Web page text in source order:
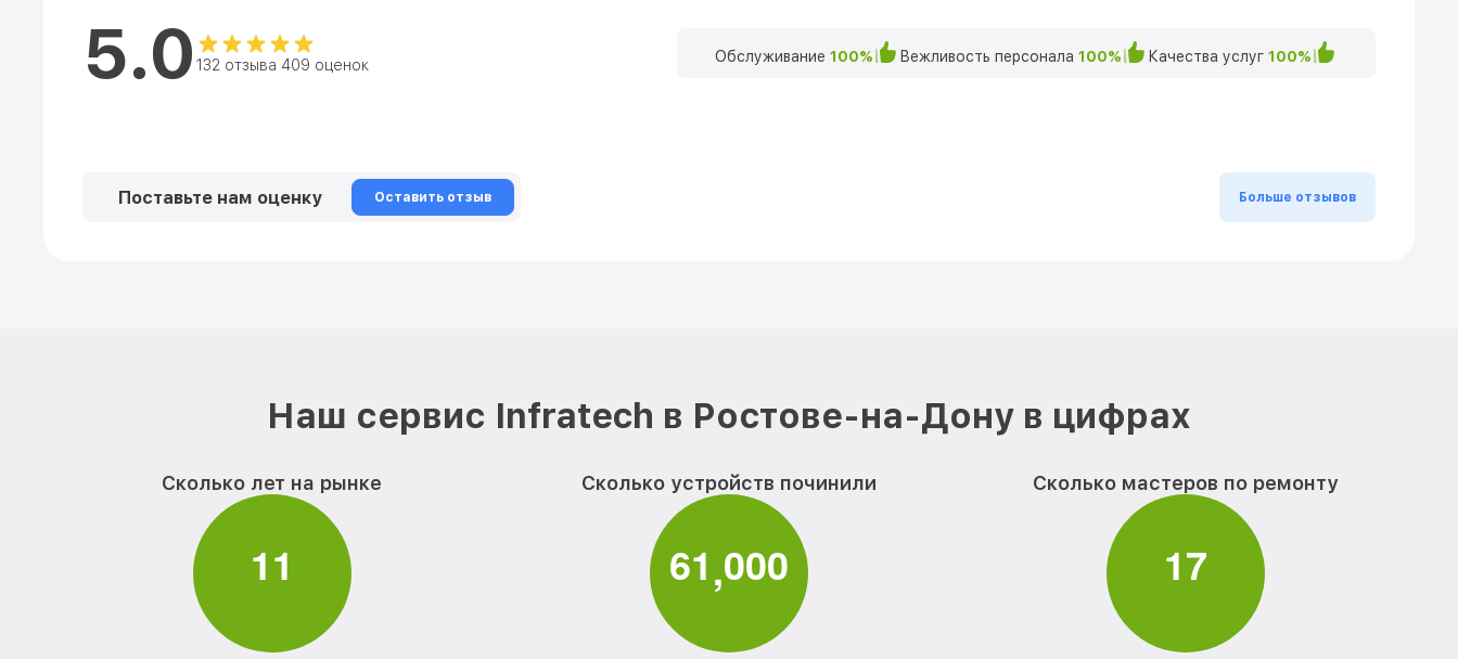
5.0 132 отзыва 409 оценок Обслуживание 100% Вежливость персонала 100% Качества услуг 100%
Поставьте нам оценку Оставить отзыв Больше отзывов
Наш сервис Infratech в Ростове-на-Дону в цифрах
Сколько лет на рынке
11
Сколько устройств починили
61,000
Сколько мастеров по ремонту
17